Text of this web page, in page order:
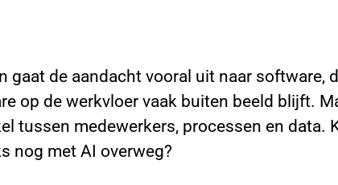
gaat de aandacht vooral uit naar software,
op de werkvloer vaak buiten beeld blijft.
tussen medewerkers, processen en data.
nog met AI overweg?